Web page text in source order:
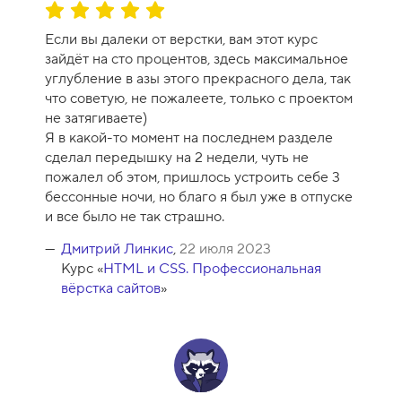
О
ц
е
н
к
а
к
у
р
с
а
-
1
Если вы далеки от верстки, вам этот курс
зайдёт на сто процентов, здесь максимальное
углубление в азы этого прекрасного дела, так
что советую, не пожалеете, только с проектом
не затягиваете)
Я в какой-то момент на последнем разделе
сделал передышку на 2 недели, чуть не
пожалел об этом, пришлось устроить себе 3
бессонные ночи, но благо я был уже в отпуске
и все было не так страшно.
Дмитрий Линкис, 22 июля 2023
Курс «HTML и CSS. Профессиональная
вёрстка сайтов»